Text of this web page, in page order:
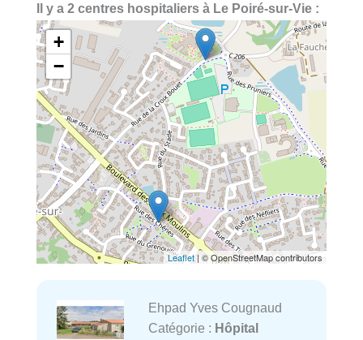
Il y a 2 centres hospitaliers à Le Poiré-sur-Vie :
+
−
Leaflet| © OpenStreetMap contributors
Ehpad Yves Cougnaud
Catégorie : Hôpital